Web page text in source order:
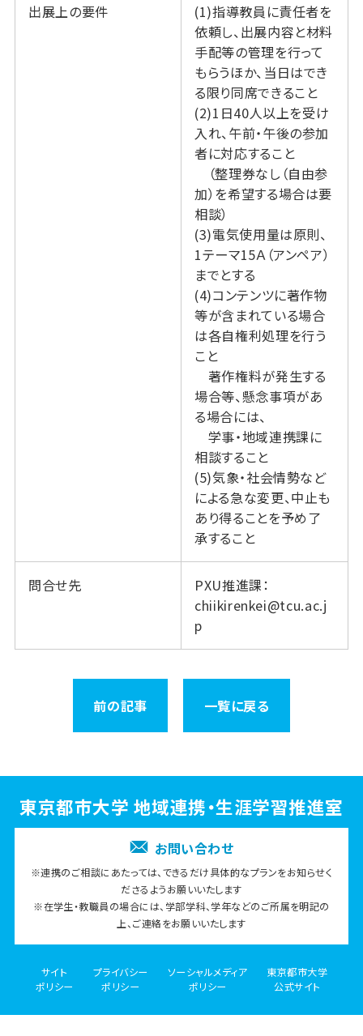
出展上の要件
(1)指導教員に責任者を
依頼し、出展内容と材料
手配等の管理を行って
もらうほか、当日はでき
る限り同席できること
(2)1日40人以上を受け
入れ、午前・午後の参加
者に対応すること
（整理券なし（自由参
加）を希望する場合は要
相談）
(3)電気使用量は原則、
1テーマ15Ａ（アンペア）
までとする
(4)コンテンツに著作物
等が含まれている場合
は各自権利処理を行う
こと
著作権料が発生する
場合等、懸念事項があ
る場合には、
学事・地域連携課に
相談すること
(5)気象・社会情勢など
による急な変更、中止も
あり得ることを予め了
承すること
問合せ先
PXU推進課：
chiikirenkei@tcu.ac.j
p
前の記事 一覧に戻る
東京都市大学 地域連携・生涯学習推進室
お問い合わせ
※連携のご相談にあたっては、できるだけ具体的なプランをお知らせく
ださるようお願いいたします
※在学生・教職員の場合には、学部学科、学年などのご所属を明記の
上、ご連絡をお願いいたします
サイト
ポリシー
プライバシー
ポリシー
ソーシャルメディア
ポリシー
東京都市大学
公式サイト